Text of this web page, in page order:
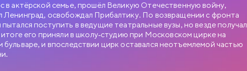
в актёрской семье, прошёл Великую Отечественную войну,
Ленинград, освобождал Прибалтику. По возвращении с фронта
поступить в ведущие театральные вузы, но везде получал
итоге его приняли в школу-студию при Московском цирке на
бульваре, и впоследствии цирк оставался неотъемлемой частью